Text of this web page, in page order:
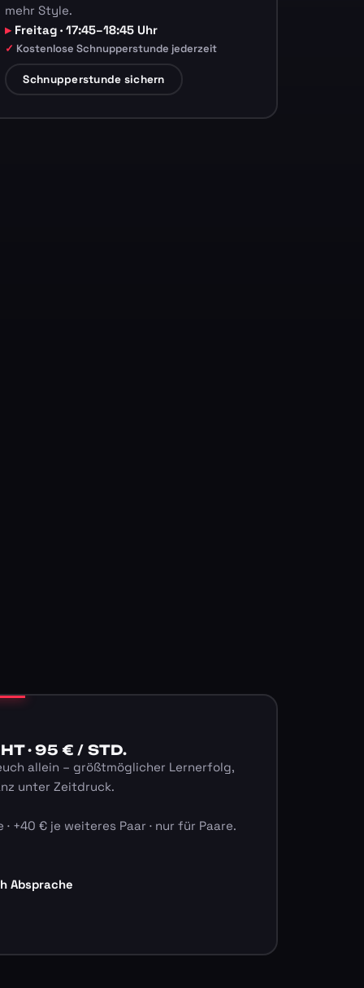
mehr Style.
Freitag · 17:45–18:45 Uhr
Kostenlose Schnupperstunde jederzeit
Schnupperstunde sichern
· 95 € / STD.
allein – größtmöglicher Lernerfolg,
unter Zeitdruck.
+40 € je weiteres Paar · nur für Paare.
Absprache